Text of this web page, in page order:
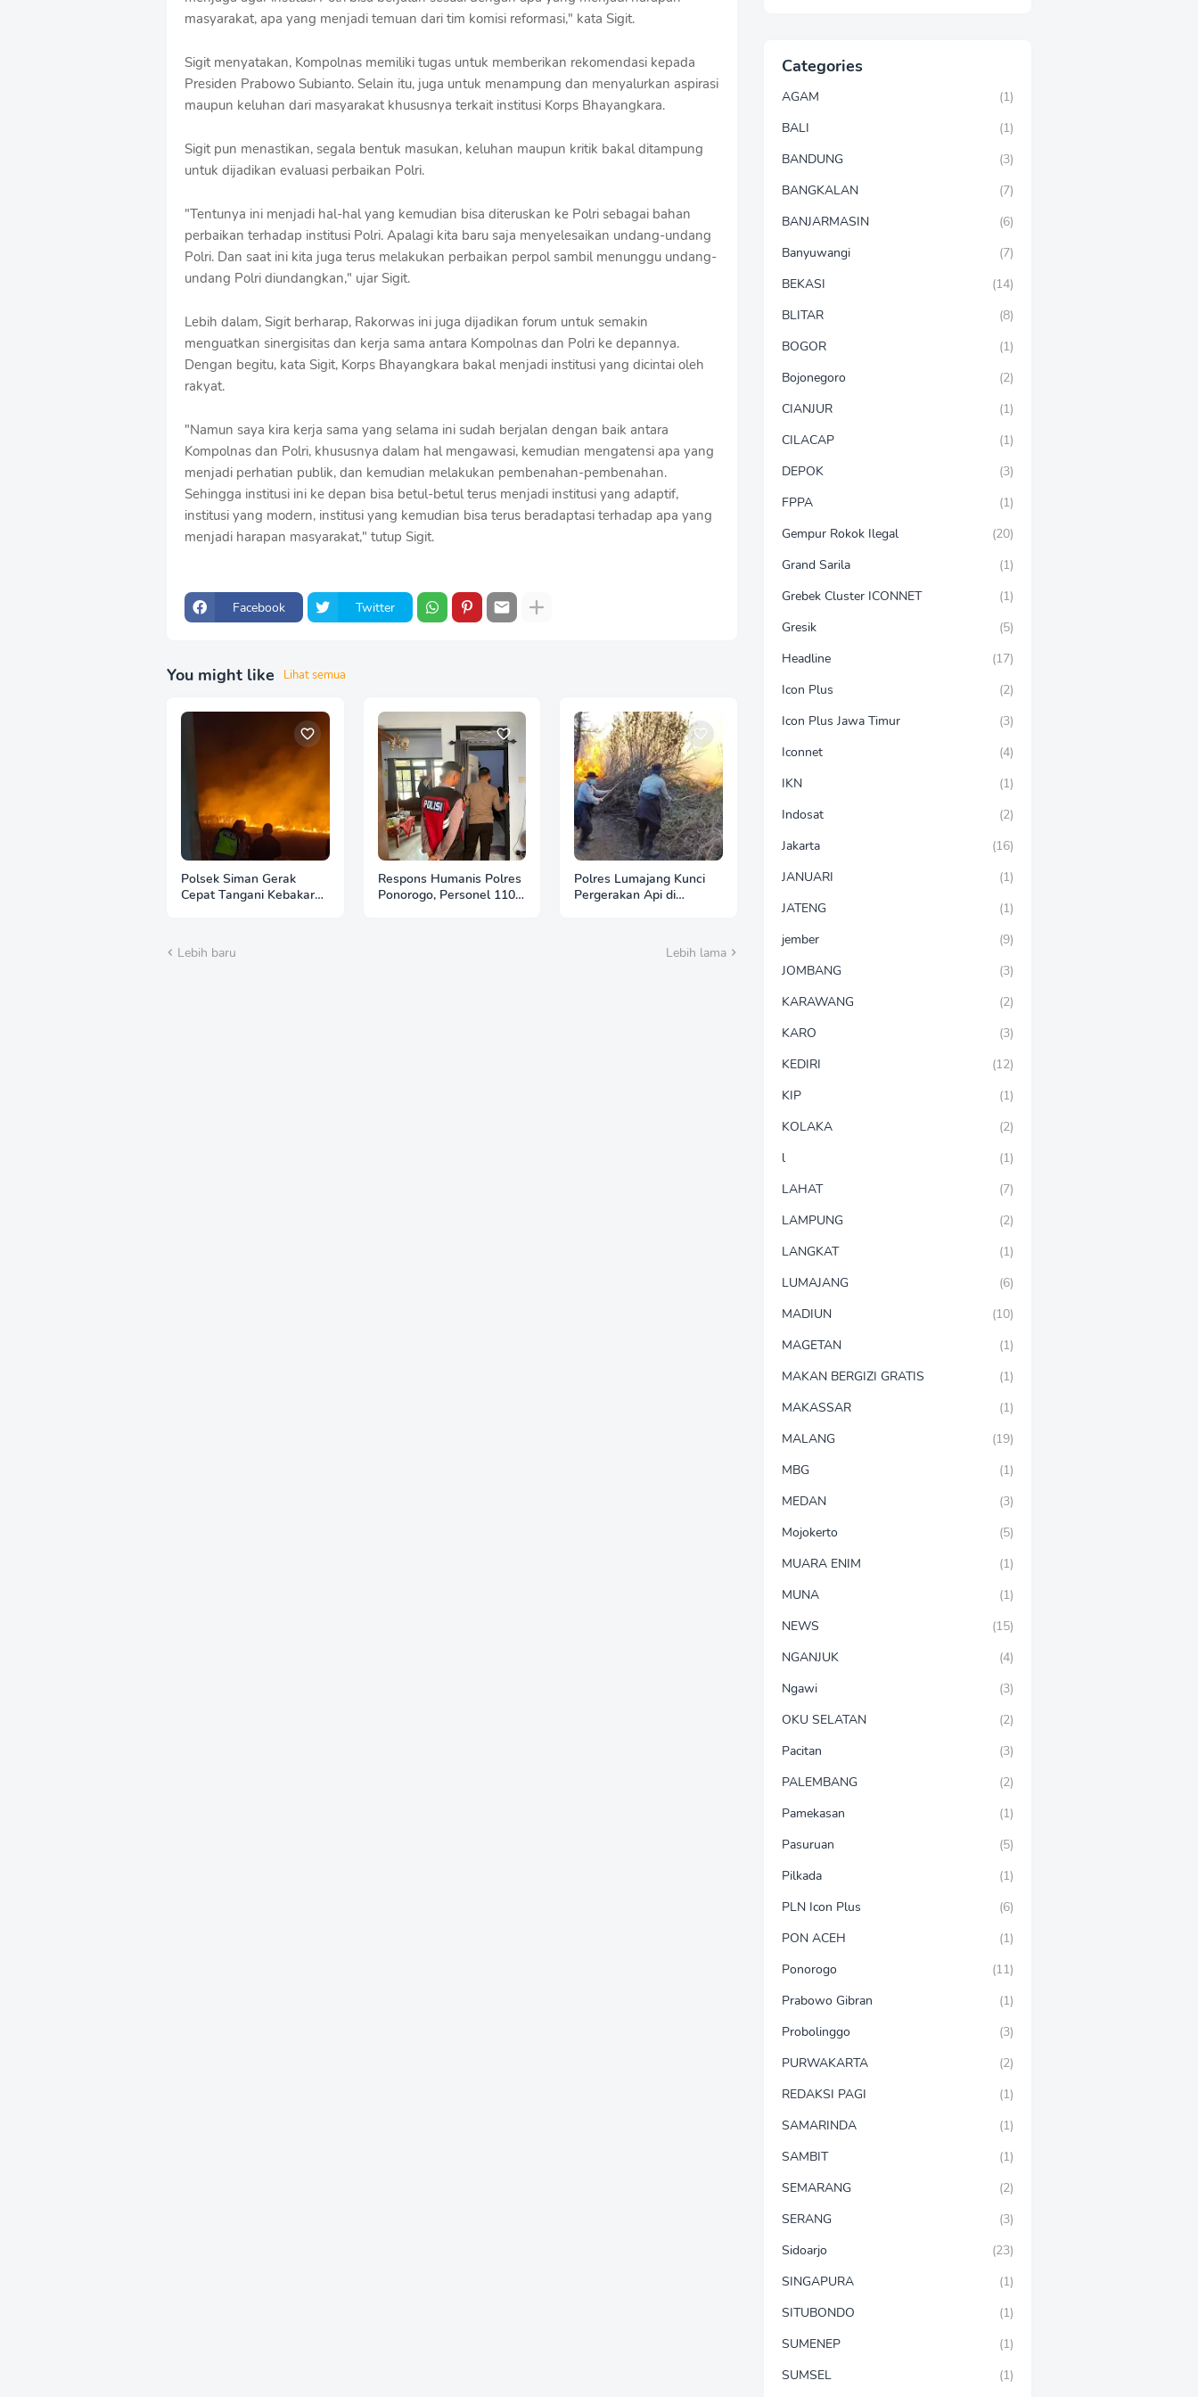
masyarakat, apa yang menjadi temuan dari tim komisi reformasi," kata Sigit.
Sigit menyatakan, Kompolnas memiliki tugas untuk memberikan rekomendasi kepada
Presiden Prabowo Subianto. Selain itu, juga untuk menampung dan menyalurkan aspirasi
maupun keluhan dari masyarakat khususnya terkait institusi Korps Bhayangkara.
Sigit pun menastikan, segala bentuk masukan, keluhan maupun kritik bakal ditampung
untuk dijadikan evaluasi perbaikan Polri.
"Tentunya ini menjadi hal-hal yang kemudian bisa diteruskan ke Polri sebagai bahan
perbaikan terhadap institusi Polri. Apalagi kita baru saja menyelesaikan undang-undang
Polri. Dan saat ini kita juga terus melakukan perbaikan perpol sambil menunggu undang-
undang Polri diundangkan," ujar Sigit.
Lebih dalam, Sigit berharap, Rakorwas ini juga dijadikan forum untuk semakin
menguatkan sinergisitas dan kerja sama antara Kompolnas dan Polri ke depannya.
Dengan begitu, kata Sigit, Korps Bhayangkara bakal menjadi institusi yang dicintai oleh
rakyat.
"Namun saya kira kerja sama yang selama ini sudah berjalan dengan baik antara
Kompolnas dan Polri, khususnya dalam hal mengawasi, kemudian mengatensi apa yang
menjadi perhatian publik, dan kemudian melakukan pembenahan-pembenahan.
Sehingga institusi ini ke depan bisa betul-betul terus menjadi institusi yang adaptif,
institusi yang modern, institusi yang kemudian bisa terus beradaptasi terhadap apa yang
menjadi harapan masyarakat," tutup Sigit.
Facebook Twitter
o
T
e
m
a
t
You might like Lihat semua
Polsek Siman Gerak
Cepat Tangani Kebakaran
Respons Humanis Polres
Ponorogo, Personel 110
Polres Lumajang Kunci
Pergerakan Api di
Lebih baru
Lebih lama
Categories
AGAM
(1)
BALI
(1)
BANDUNG
(3)
BANGKALAN
(7)
BANJARMASIN
(6)
Banyuwangi
(7)
BEKASI
(14)
BLITAR
(8)
BOGOR
(1)
Bojonegoro
(2)
CIANJUR
(1)
CILACAP
(1)
DEPOK
(3)
FPPA
(1)
Gempur Rokok Ilegal
(20)
Grand Sarila
(1)
Grebek Cluster ICONNET
(1)
Gresik
(5)
Headline
(17)
Icon Plus
(2)
Icon Plus Jawa Timur
(3)
Iconnet
(4)
IKN
(1)
Indosat
(2)
Jakarta
(16)
JANUARI
(1)
JATENG
(1)
jember
(9)
JOMBANG
(3)
KARAWANG
(2)
KARO
(3)
KEDIRI
(12)
KIP
(1)
KOLAKA
(2)
l
(1)
LAHAT
(7)
LAMPUNG
(2)
LANGKAT
(1)
LUMAJANG
(6)
MADIUN
(10)
MAGETAN
(1)
MAKAN BERGIZI GRATIS
(1)
MAKASSAR
(1)
MALANG
(19)
MBG
(1)
MEDAN
(3)
Mojokerto
(5)
MUARA ENIM
(1)
MUNA
(1)
NEWS
(15)
NGANJUK
(4)
Ngawi
(3)
OKU SELATAN
(2)
Pacitan
(3)
PALEMBANG
(2)
Pamekasan
(1)
Pasuruan
(5)
Pilkada
(1)
PLN Icon Plus
(6)
PON ACEH
(1)
Ponorogo
(11)
Prabowo Gibran
(1)
Probolinggo
(3)
PURWAKARTA
(2)
REDAKSI PAGI
(1)
SAMARINDA
(1)
SAMBIT
(1)
SEMARANG
(2)
SERANG
(3)
Sidoarjo
(23)
SINGAPURA
(1)
SITUBONDO
(1)
SUMENEP
(1)
SUMSEL
(1)